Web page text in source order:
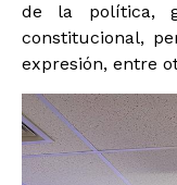
de la política,
constitucional,
expresión, entre